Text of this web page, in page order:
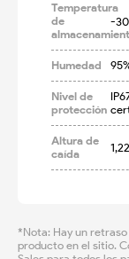
Temperatura
de
-
Humedad
Nivel de
protección
Altura de
caída
*Nota: Hay un
producto en el sitio.